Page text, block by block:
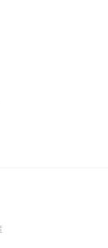
(Open